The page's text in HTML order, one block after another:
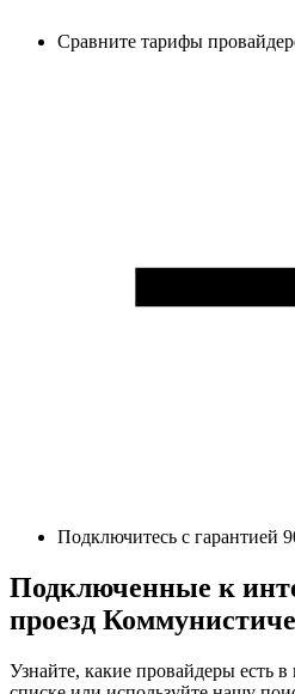
Сравните тарифы
Подключитесь с гарантией
Подключенные к
проезд
Узнайте, какие провайдеры есть